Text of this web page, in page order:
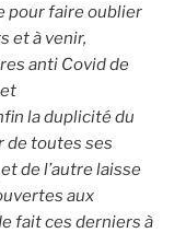
pour faire oublier
et à venir,
anti Covid de
la duplicité du
de toutes ses
de l’autre laisse
aux
fait ces derniers à